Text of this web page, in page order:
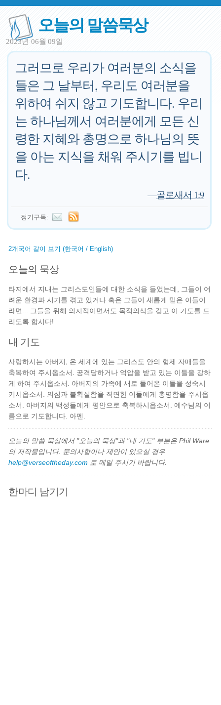
오늘의 말씀묵상
2023년 06월 09일
그러므로 우리가 여러분의 소식을
들은 그 날부터, 우리도 여러분을
위하여 쉬지 않고 기도합니다. 우리
는 하나님께서 여러분에게 모든 신
령한 지혜와 총명으로 하나님의 뜻
을 아는 지식을 채워 주시기를 빕니
다.
—골로새서 1:9
정기구독:
2개국어 같이 보기 (한국어 / English)
오늘의 묵상
타지에서 지내는 그리스도인들에 대한 소식을 들었는데, 그들이 어
려운 환경과 시기를 겪고 있거나 혹은 그들이 새롭게 믿은 이들이
라면... 그들을 위해 의지적이면서도 목적의식을 갖고 이 기도를 드
리도록 합시다!
내 기도
사랑하시는 아버지, 온 세계에 있는 그리스도 안의 형제 자매들을
축복하여 주시옵소서. 공격당하거나 억압을 받고 있는 이들을 강하
게 하여 주시옵소서. 아버지의 가족에 새로 들어온 이들을 성숙시
키시옵소서. 의심과 불확실함을 직면한 이들에게 총명함을 주시옵
소서. 아버지의 백성들에게 평안으로 축복하시옵소서. 예수님의 이
름으로 기도합니다. 아멘.
오늘의 말씀 묵상에서 "오늘의 묵상"과 "내 기도" 부분은 Phil Ware
의 저작물입니다. 문의사항이나 제안이 있으실 경우
help@verseoftheday.com 로 메일 주시기 바랍니다.
한마디 남기기